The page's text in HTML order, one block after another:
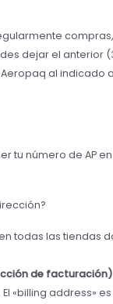
dejar el anterior
al indicado
tu número de AP
todas las tiendas
de facturación)
«billing address»